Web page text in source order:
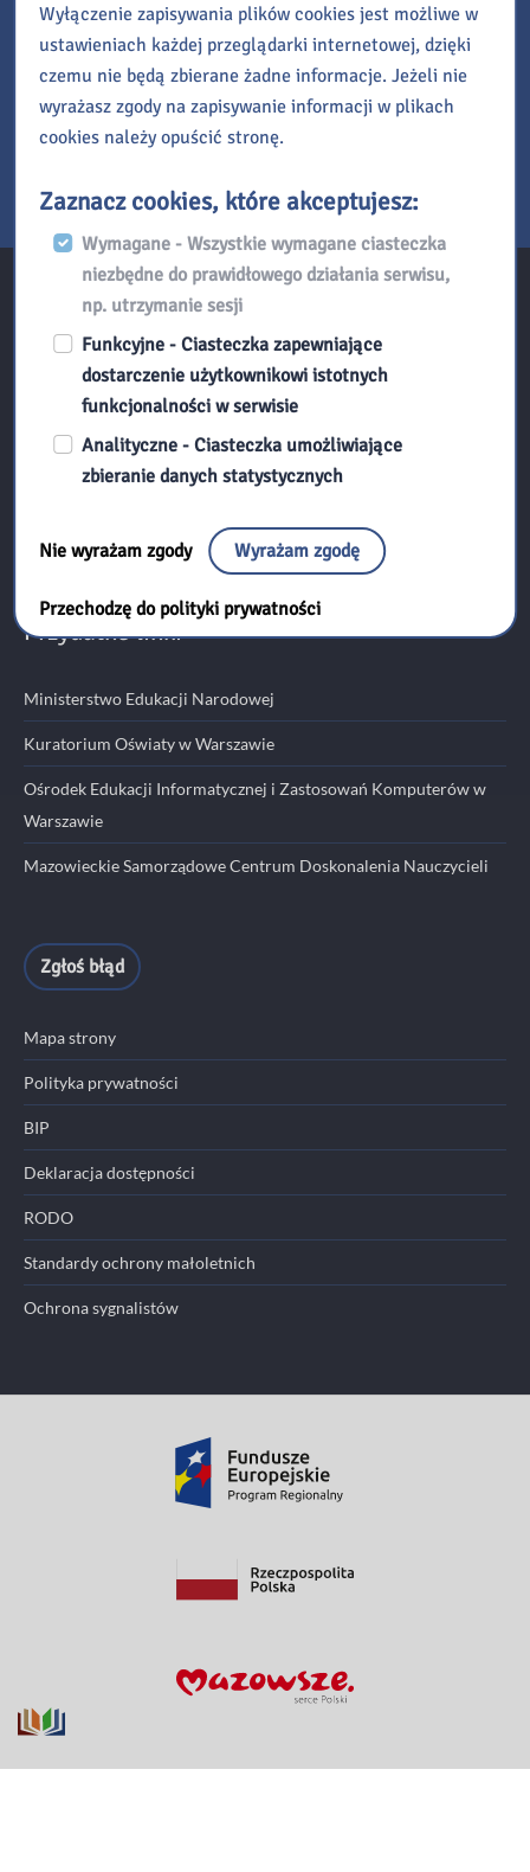
Tel:(48) 345 95 50 w. 116
E-mail:informacja@bp.radom.pl
Dodaj do Kalendarza Google
Kontakt:
Biblioteka Pedagogiczna w Radomiu
ul. Kościuszki 5A
tel./fax 48 345 95 50
sekretariat@bp.radom.pl
Przydatne linki
Ministerstwo Edukacji Narodowej
Kuratorium Oświaty w Warszawie
Ośrodek Edukacji Informatycznej i Zastosowań Komputerów w
Warszawie
Mazowieckie Samorządowe Centrum Doskonalenia Nauczycieli
Zgłoś błąd
Mapa strony
Polityka prywatności
BIP
Deklaracja dostępności
RODO
Standardy ochrony małoletnich
Ochrona sygnalistów
Wyłączenie zapisywania plików cookies jest możliwe w
ustawieniach każdej przeglądarki internetowej, dzięki
czemu nie będą zbierane żadne informacje. Jeżeli nie
wyrażasz zgody na zapisywanie informacji w plikach
cookies należy opuścić stronę.
Zaznacz cookies, które akceptujesz:
Wymagane - Wszystkie wymagane ciasteczka
niezbędne do prawidłowego działania serwisu,
np. utrzymanie sesji
Funkcyjne - Ciasteczka zapewniające
dostarczenie użytkownikowi istotnych
funkcjonalności w serwisie
Analityczne - Ciasteczka umożliwiające
zbieranie danych statystycznych
Nie wyrażam zgody Wyrażam zgodę
Przechodzę do polityki prywatności